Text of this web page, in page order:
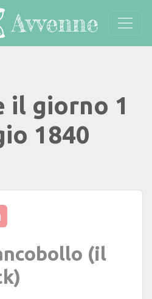
il giorno 1
1840
(il